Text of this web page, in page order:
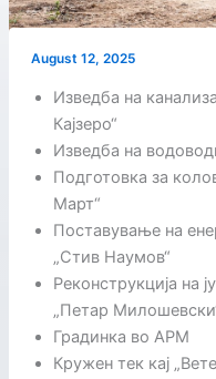
August 12, 2025
Изведба на
Кајзеро“
Изведба на
Подготовка за
Март“
Поставување на
„Стив Наумов“
Реконструкција на
„Петар
Градинка во АРМ
Кружен тек кај